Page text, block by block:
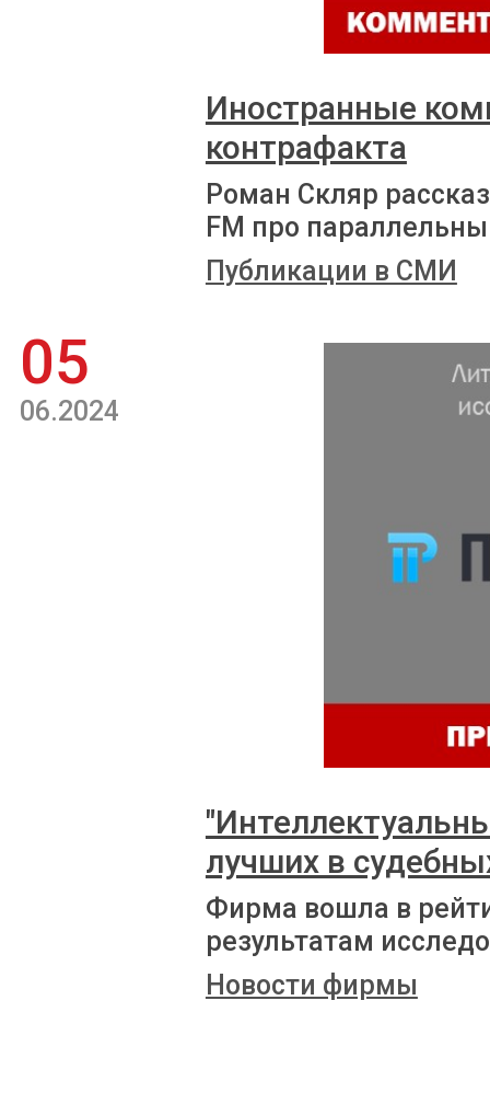
Иностранные
контрафакта
Роман Скляр
FM про
Публикации в СМИ
05
06.2024
лучших в
Фирма вошла в
результатам
Новости фирмы